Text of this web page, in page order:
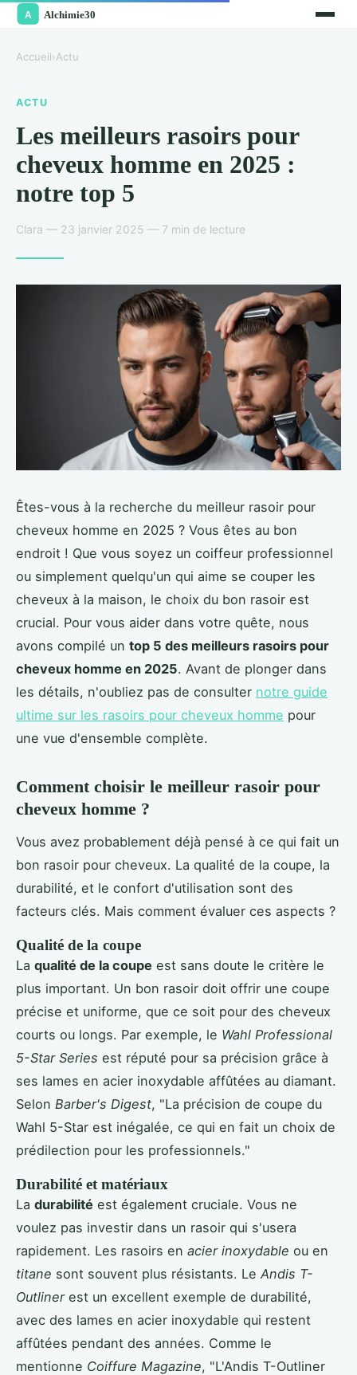
Accueil›Actu
ACTU
Les meilleurs rasoirs pour
cheveux homme en 2025 :
notre top 5
Clara — 23 janvier 2025 — 7 min de lecture
Êtes-vous à la recherche du meilleur rasoir pour
cheveux homme en 2025 ? Vous êtes au bon
endroit ! Que vous soyez un coiffeur professionnel
ou simplement quelqu'un qui aime se couper les
cheveux à la maison, le choix du bon rasoir est
crucial. Pour vous aider dans votre quête, nous
avons compilé un top 5 des meilleurs rasoirs pour
cheveux homme en 2025. Avant de plonger dans
les détails, n'oubliez pas de consulter notre guide
ultime sur les rasoirs pour cheveux homme pour
une vue d'ensemble complète.
Comment choisir le meilleur rasoir pour
cheveux homme ?
Vous avez probablement déjà pensé à ce qui fait un
bon rasoir pour cheveux. La qualité de la coupe, la
durabilité, et le confort d'utilisation sont des
facteurs clés. Mais comment évaluer ces aspects ?
Qualité de la coupe
La qualité de la coupe est sans doute le critère le
plus important. Un bon rasoir doit offrir une coupe
précise et uniforme, que ce soit pour des cheveux
courts ou longs. Par exemple, le Wahl Professional
5-Star Series est réputé pour sa précision grâce à
ses lames en acier inoxydable affûtées au diamant.
Selon Barber's Digest, "La précision de coupe du
Wahl 5-Star est inégalée, ce qui en fait un choix de
prédilection pour les professionnels."
Durabilité et matériaux
La durabilité est également cruciale. Vous ne
voulez pas investir dans un rasoir qui s'usera
rapidement. Les rasoirs en acier inoxydable ou en
titane sont souvent plus résistants. Le Andis T-
Outlinerest un excellent exemple de durabilité,
avec des lames en acier inoxydable qui restent
affûtées pendant des années. Comme le
mentionne Coiffure Magazine, "L'Andis T-Outliner